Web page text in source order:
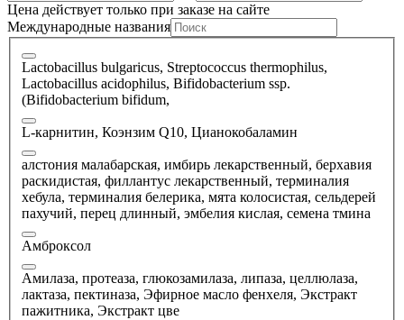
Цена действует только при заказе на сайте
Международные названия
Lactobacillus bulgaricus, Streptococcus thermophilus,
Lactobacillus acidophilus, Bifidobacterium ssp.
(Bifidobacterium bifidum,
L-карнитин, Коэнзим Q10, Цианокобаламин
алстония малабарская, имбирь лекарственный, берхавия
раскидистая, филлантус лекарственный, терминалия
хебула, терминалия белерика, мята колосистая, сельдерей
пахучий, перец длинный, эмбелия кислая, семена тмина
Амброксол
Амилаза, протеаза, глюкозамилаза, липаза, целлюлаза,
лактаза, пектиназа, Эфирное масло фенхеля, Экстракт
пажитника, Экстракт цве